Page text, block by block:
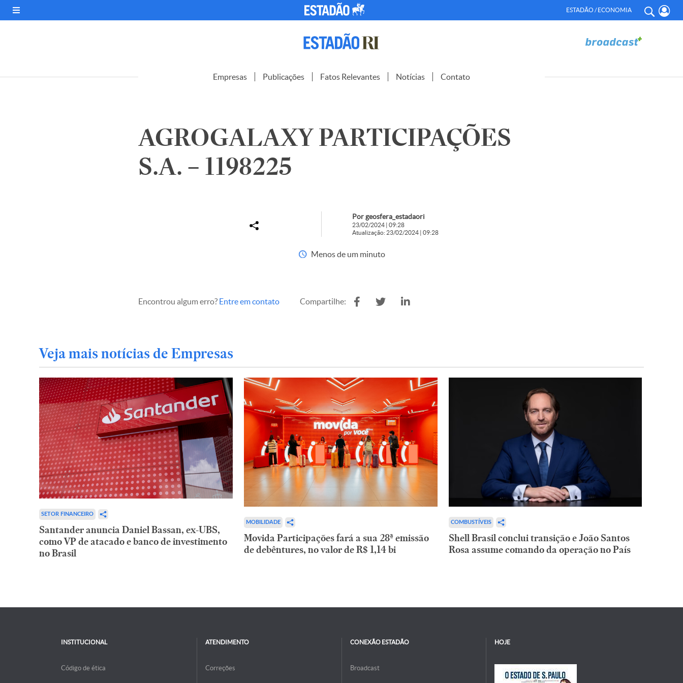
ESTADÃO / ECONOMIA
Empresas Publicações Fatos Relevantes Notícias Contato
AGROGALAXY PARTICIPAÇÕES
S.A. – 1198225
Por geosfera_estadaori
23/02/2024 | 09:28
Atualização: 23/02/2024 | 09:28
Menos de um minuto
Encontrou algum erro? Entre em contato Compartilhe:
Veja mais notícias de Empresas
SETOR FINANCEIRO
Santander anuncia Daniel Bassan, ex-UBS,
como VP de atacado e banco de investimento
no Brasil
MOBILIDADE
Movida Participações fará a sua 28ª emissão
de debêntures, no valor de R$ 1,14 bi
COMBUSTÍVEIS
Shell Brasil conclui transição e João Santos
Rosa assume comando da operação no País
INSTITUCIONAL
Código de ética
ATENDIMENTO
Correções
CONEXÃO ESTADÃO
Broadcast
HOJE